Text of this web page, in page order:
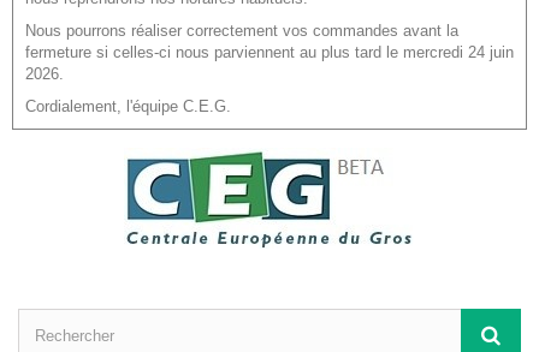
Nous pourrons réaliser correctement vos commandes avant la
fermeture si celles-ci nous parviennent au plus tard le mercredi 24 juin
2026.
Cordialement, l'équipe C.E.G.